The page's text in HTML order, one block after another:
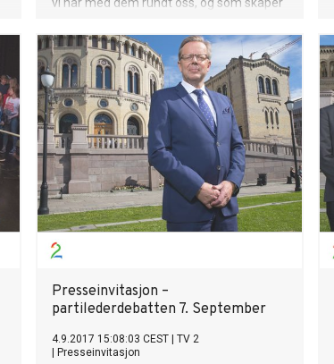
publikumsfavorittene tilbake, og vi
lanserer også helt nye programmer. Slik
er menyen på TV 2-plattformene i høst.
Presseinvitasjon –
partilederdebatten 7. September
4.9.2017 15:08:03 CEST
TV 2
Presseinvitasjon